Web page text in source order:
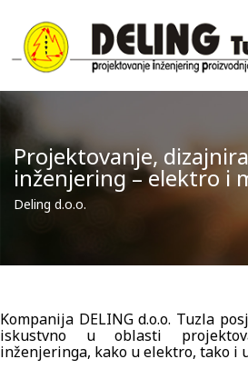
Projektovanje,
inženjering – elektro i
Deling d.o.o.
Kompanija DELING d.o.o. Tuzla
iskustvno u oblasti
inženjeringa, kako u elektro, tako i